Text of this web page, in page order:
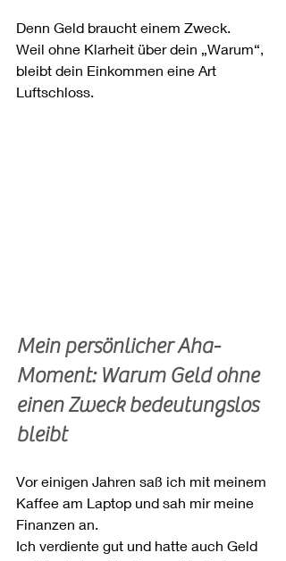
Denn Geld braucht einem Zweck.
Weil ohne Klarheit über dein „Warum“,
bleibt dein Einkommen eine Art
Luftschloss.
Mein persönlicher Aha-
Moment: Warum Geld ohne
einen Zweck bedeutungslos
bleibt
Vor einigen Jahren saß ich mit meinem
Kaffee am Laptop und sah mir meine
Finanzen an.
Ich verdiente gut und hatte auch Geld